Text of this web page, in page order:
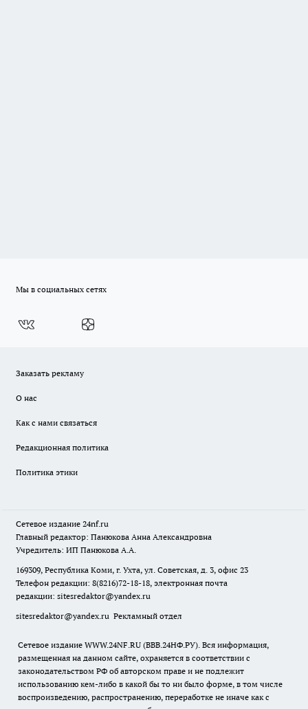
Мы в социальных сетях
Заказать рекламу
О нас
Как с нами связаться
Редакционная политика
Политика этики
Сетевое издание 24nf.ru
Главный редактор: Панюкова Анна Александровна
Учредитель: ИП Панюкова А.А.
169309, Республика Коми, г. Ухта, ул. Советская, д. 3, офис 23
Телефон редакции: 8(8216)72-18-18, электронная почта
редакции: sitesredaktor@yandex.ru
sitesredaktor@yandex.ru Рекламный отдел
Сетевое издание WWW.24NF.RU (ВВВ.24НФ.РУ). Вся информация,
размещенная на данном сайте, охраняется в соответствии с
законодательством РФ об авторском праве и не подлежит
использованию кем-либо в какой бы то ни было форме, в том числе
воспроизведению, распространению, переработке не иначе как с